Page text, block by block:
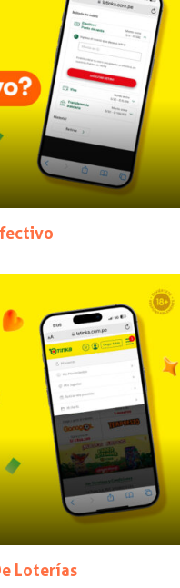
Loterías